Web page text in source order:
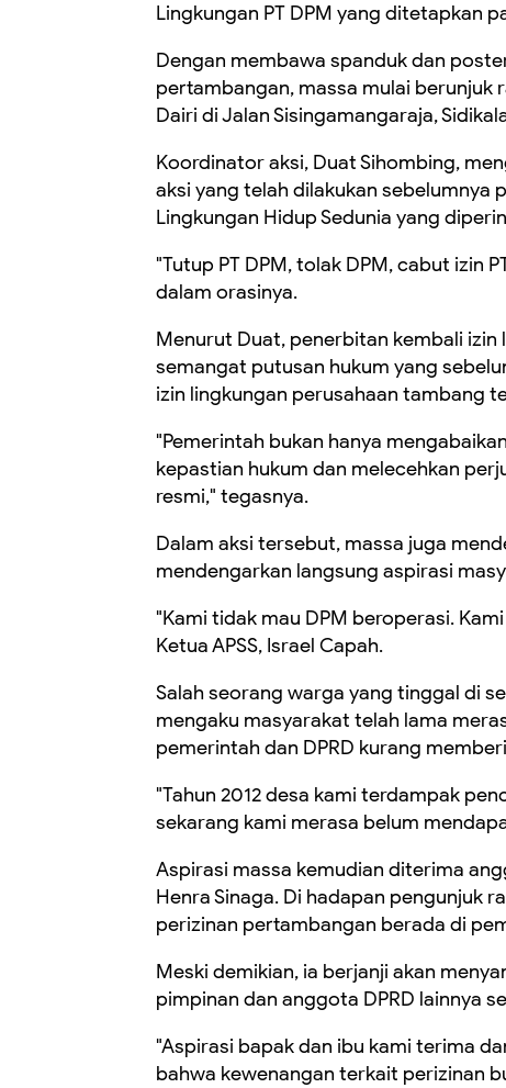
Lingkungan PT DPM yang ditetapkan
Dengan membawa spanduk dan
pertambangan, massa mulai berunjuk
Dairi di Jalan Sisingamangaraja,
Koordinator aksi, Duat Sihombing,
aksi yang telah dilakukan sebelumnya
Lingkungan Hidup Sedunia yang
"Tutup PT DPM, tolak DPM, cabut izin
dalam orasinya.
Menurut Duat, penerbitan kembali izin
semangat putusan hukum yang
izin lingkungan perusahaan tambang
"Pemerintah bukan hanya
kepastian hukum dan melecehkan
resmi," tegasnya.
Dalam aksi tersebut, massa juga
mendengarkan langsung aspirasi
"Kami tidak mau DPM beroperasi.
Ketua APSS, Israel Capah.
Salah seorang warga yang tinggal di
mengaku masyarakat telah lama
pemerintah dan DPRD kurang
"Tahun 2012 desa kami terdampak
sekarang kami merasa belum
Aspirasi massa kemudian diterima
Henra Sinaga. Di hadapan pengunjuk
perizinan pertambangan berada di
Meski demikian, ia berjanji akan
pimpinan dan anggota DPRD lainnya
"Aspirasi bapak dan ibu kami terima
bahwa kewenangan terkait perizinan